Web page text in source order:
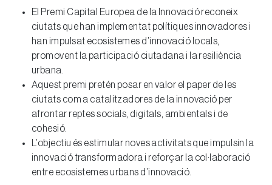
El Premi Capital Europea de la Innovació reconeix
ciutats que han implementat polítiques innovadores i
han impulsat ecosistemes d’innovació locals,
promovent la participació ciutadana i la resiliència
urbana.
Aquest premi pretén posar en valor el paper de les
ciutats com a catalitzadores de la innovació per
afrontar reptes socials, digitals, ambientals i de
cohesió.
L’objectiu és estimular noves activitats que impulsin la
innovació transformadora i reforçar la col·laboració
entre ecosistemes urbans d’innovació.